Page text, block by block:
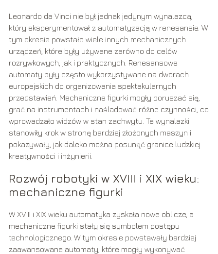
Leonardo da Vinci nie był jednak jedynym wynalazcą,
który eksperymentował z automatyzacją w renesansie. W
tym okresie powstało wiele innych mechanicznych
urządzeń, które były używane zarówno do celów
rozrywkowych, jak i praktycznych. Renesansowe
automaty były często wykorzystywane na dworach
europejskich do organizowania spektakularnych
przedstawień. Mechaniczne figurki mogły poruszać się,
grać na instrumentach i naśladować różne czynności, co
wprowadzało widzów w stan zachwytu. Te wynalazki
stanowiły krok w stronę bardziej złożonych maszyn i
pokazywały, jak daleko można posunąć granice ludzkiej
kreatywności i inżynierii.
Rozwój robotyki w XVIII i XIX wieku:
mechaniczne figurki
W XVIII i XIX wieku automatyka zyskała nowe oblicze, a
mechaniczne figurki stały się symbolem postępu
technologicznego. W tym okresie powstawały bardziej
zaawansowane automaty, które mogły wykonywać